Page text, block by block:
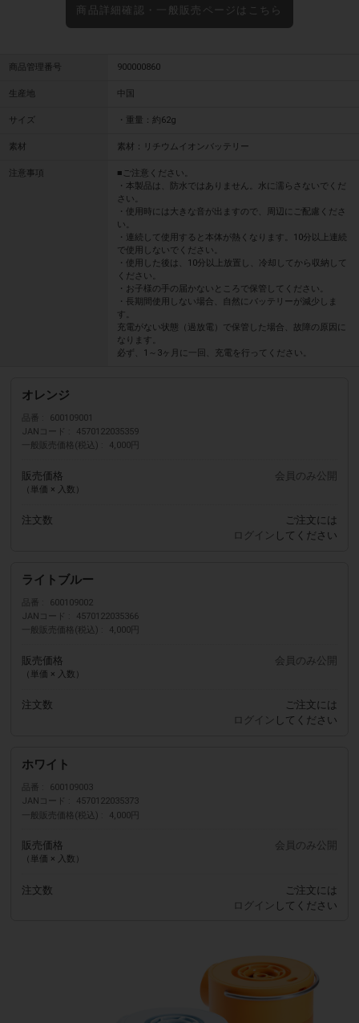
商品詳細確認・一般販売ページはこちら
商品管理番号 900000860
生産地 中国
サイズ ・重量：約62g
素材 素材：リチウムイオンバッテリー
注意事項
■ご注意ください。
・本製品は、防水ではありません。水に濡らさないでくだ
さい。
・使用時には大きな音が出ますので、周辺にご配慮くださ
い。
・連続して使用すると本体が熱くなります。10分以上連続
で使用しないでください。
・使用した後は、10分以上放置し、冷却してから収納して
ください。
・お子様の手の届かないところで保管してください。
・長期間使用しない場合、自然にバッテリーが減少しま
す。
充電がない状態（過放電）で保管した場合、故障の原因に
なります。
必ず、1～3ヶ月に一回、充電を行ってください。
オレンジ
品番
600109001
JANコード
4570122035359
一般販売価格(税込)
4,000円
販売価格
（単価 × 入数）
会員のみ公開
注文数
ご注文には
ログイン してください
ライトブルー
品番
600109002
JANコード
4570122035366
一般販売価格(税込)
4,000円
販売価格
（単価 × 入数）
会員のみ公開
注文数
ご注文には
ログイン してください
ホワイト
品番
600109003
JANコード
4570122035373
一般販売価格(税込)
4,000円
販売価格
（単価 × 入数）
会員のみ公開
注文数
ご注文には
ログイン してください